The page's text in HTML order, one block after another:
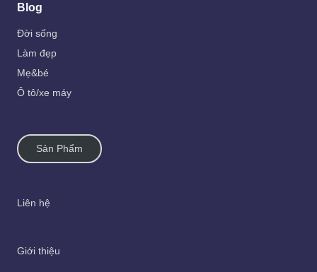
Blog
Đời sống
Làm đẹp
Mẹ&bé
Ô tô/xe máy
Sản Phẩm
Liên hệ
Giới thiệu